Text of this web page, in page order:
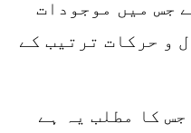
جس میں موجودات
و حرکات ترتیب کے
کا مطلب یہ ہے